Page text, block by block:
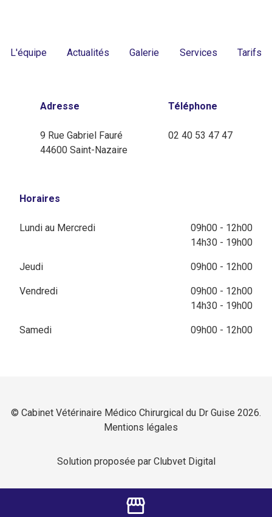
storefront
L'équipe Actualités Galerie Services Tarifs
Adresse
9 Rue Gabriel Fauré
44600 Saint-Nazaire
Téléphone
02 40 53 47 47
Horaires
Lundi au Mercredi
09h00 - 12h00
14h30 - 19h00
Jeudi 09h00 - 12h00
Vendredi
09h00 - 12h00
14h30 - 19h00
Samedi 09h00 - 12h00
© Cabinet Vétérinaire Médico Chirurgical du Dr Guise 2026.
Mentions légales
Solution proposée par Clubvet Digital